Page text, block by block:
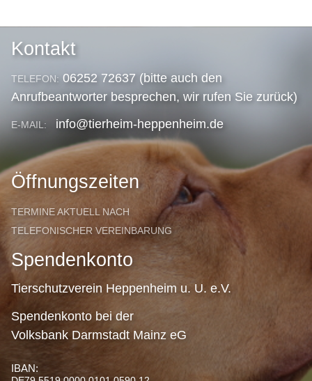
Kontakt
TELEFON: 06252 72637 (bitte auch den
Anrufbeantworter besprechen, wir rufen Sie zurück)
E-MAIL: info@tierheim-heppenheim.de
Öffnungszeiten
TERMINE AKTUELL NACH
TELEFONISCHER VEREINBARUNG
Spendenkonto
Tierschutzverein Heppenheim u. U. e.V.
Spendenkonto bei der
Volksbank Darmstadt Mainz eG
IBAN: